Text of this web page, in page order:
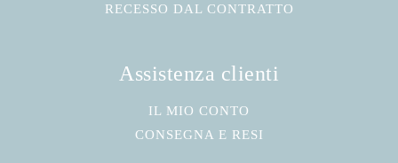
RECESSO DAL CONTRATTO
Assistenza clienti
IL MIO CONTO
CONSEGNA E RESI